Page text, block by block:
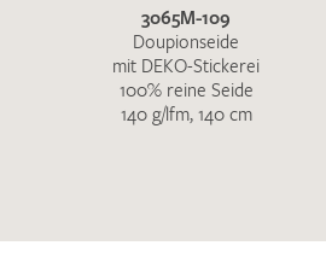
3065M-109
Doupionseide
mit DEKO-Stickerei
100% reine Seide
140 g/lfm, 140 cm